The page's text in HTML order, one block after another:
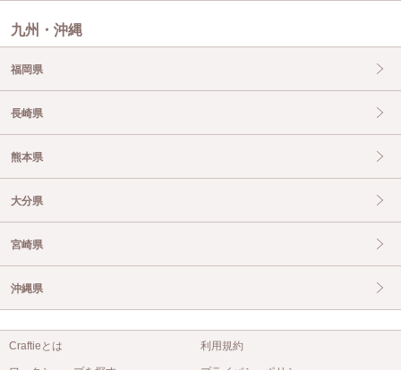
九州・沖縄
福岡県
長崎県
熊本県
大分県
宮崎県
沖縄県
Craftieとは 利用規約